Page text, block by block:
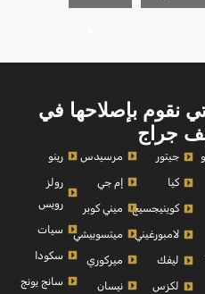
نقوم بإصلاحها في
جراج
جيتور
كيا
كوينيجسيج
لامبورغيني
ليفك
لكزس
مرسيدس
إم جي
ميني كوبر
ميتسوبيشي
ميركوري
نيسان
رينو
رولز
رويس
سيات
سكودا
سانج يونج